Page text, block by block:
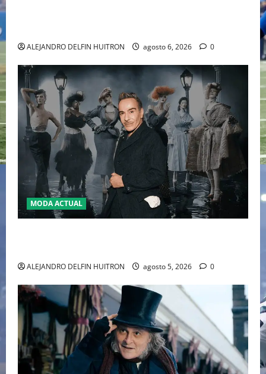
ALEJANDRO DELFIN HUITRON agosto 6, 2026 0
MODA ACTUAL
ALEJANDRO DELFIN HUITRON agosto 5, 2026 0